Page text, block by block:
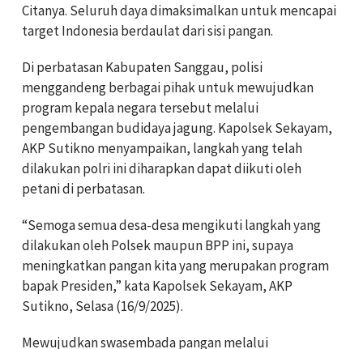
Citanya. Seluruh daya dimaksimalkan untuk mencapai
target Indonesia berdaulat dari sisi pangan.
Di perbatasan Kabupaten Sanggau, polisi
menggandeng berbagai pihak untuk mewujudkan
program kepala negara tersebut melalui
pengembangan budidaya jagung. Kapolsek Sekayam,
AKP Sutikno menyampaikan, langkah yang telah
dilakukan polri ini diharapkan dapat diikuti oleh
petani di perbatasan.
“Semoga semua desa-desa mengikuti langkah yang
dilakukan oleh Polsek maupun BPP ini, supaya
meningkatkan pangan kita yang merupakan program
bapak Presiden,” kata Kapolsek Sekayam, AKP
Sutikno, Selasa (16/9/2025).
Mewujudkan swasembada pangan melalui